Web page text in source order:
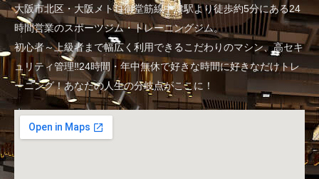
大阪市北区・大阪メトロ御堂筋線中津駅より徒歩約5分にある24
時間営業のスポーツジム・トレーニングジム。
初心者～上級者まで幅広く利用できるこだわりのマシン、高セキ
ュリティ管理‼24時間・年中無休で好きな時間に好きなだけトレ
ーニング！あなたの人生の分岐点がここに！